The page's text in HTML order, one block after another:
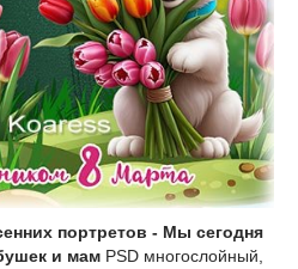
портретов - Мы сегодня
и мамPSD многослойный,